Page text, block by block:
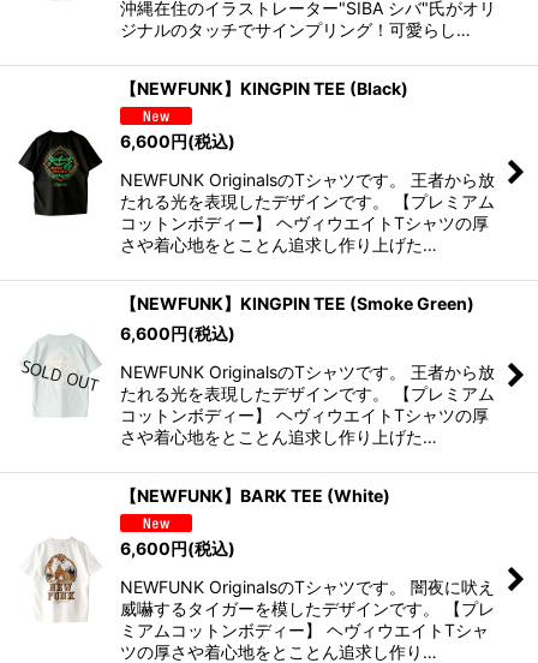
沖縄在住のイラストレーター"SIBA シバ"氏がオリ
ジナルのタッチでサインプリング！可愛らし…
【NEWFUNK】KINGPIN TEE (Black)
6,600円(税込)
NEWFUNK OriginalsのTシャツです。 王者から放
たれる光を表現したデザインです。 【プレミアム
コットンボディー】 ヘヴィウエイトTシャツの厚
さや着心地をとことん追求し作り上げた…
【NEWFUNK】KINGPIN TEE (Smoke Green)
6,600円(税込)
NEWFUNK OriginalsのTシャツです。 王者から放
たれる光を表現したデザインです。 【プレミアム
コットンボディー】 ヘヴィウエイトTシャツの厚
さや着心地をとことん追求し作り上げた…
【NEWFUNK】BARK TEE (White)
6,600円(税込)
NEWFUNK OriginalsのTシャツです。 闇夜に吠え
威嚇するタイガーを模したデザインです。 【プレ
ミアムコットンボディー】 ヘヴィウエイトTシャ
ツの厚さや着心地をとことん追求し作り…